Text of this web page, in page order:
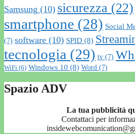
Samsung (10) sicurezza (22)
smartphone (28) Social
(7) software (10) SPID (8)
tecnologia (29) tv (7)
WiFi (6) Windows 10 (8) Word (7)
Spazio ADV
La tua pubblicità
Contattaci per